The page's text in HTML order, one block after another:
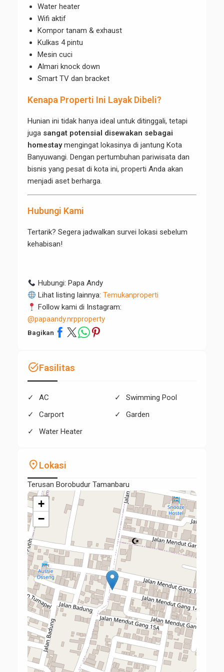
Water heater
Wifi aktif
Kompor tanam & exhaust
Kulkas 4 pintu
Mesin cuci
Almari knock down
Smart TV dan bracket
Kenapa Properti Ini Layak Dibeli?
Hunian ini tidak hanya ideal untuk ditinggali, tetapi
juga sangat potensial disewakan sebagai
homestaymengingat lokasinya di jantung Kota
Banyuwangi. Dengan pertumbuhan pariwisata dan
bisnis yang pesat di kota ini, properti Anda akan
menjadi aset berharga.
Hubungi Kami
Tertarik? Segera jadwalkan survei lokasi sebelum
kehabisan!
Hubungi: Papa Andy
Lihat listing lainnya:Temukanproperti
Follow kami di Instagram:
@papaandy.nrpproperty
Bagikan
task_altFasilitas
AC
Swimming Pool
Carport
Garden
Water Heater
placeLokasi
Terusan Borobudur Tamanbaru
+
−